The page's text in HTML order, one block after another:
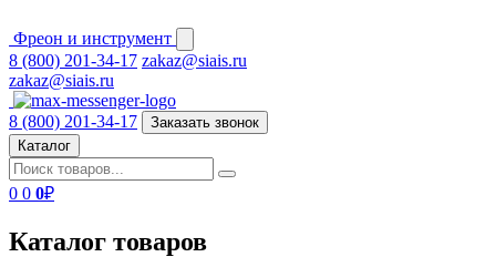
Фреон и инструмент
8 (800) 201-34-17 zakaz@siais.ru
zakaz@siais.ru
8 (800) 201-34-17
Заказать звонок
Каталог
0 0 0₽
Каталог товаров